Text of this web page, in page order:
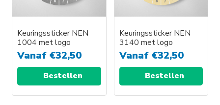
Keuringssticker NEN
1004 met logo
Vanaf €32,50
Bestellen
Keuringssticker NEN
3140 met logo
Vanaf €32,50
Bestellen